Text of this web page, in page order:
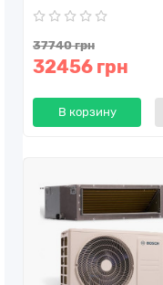
37740 грн
32456 грн
В корзину